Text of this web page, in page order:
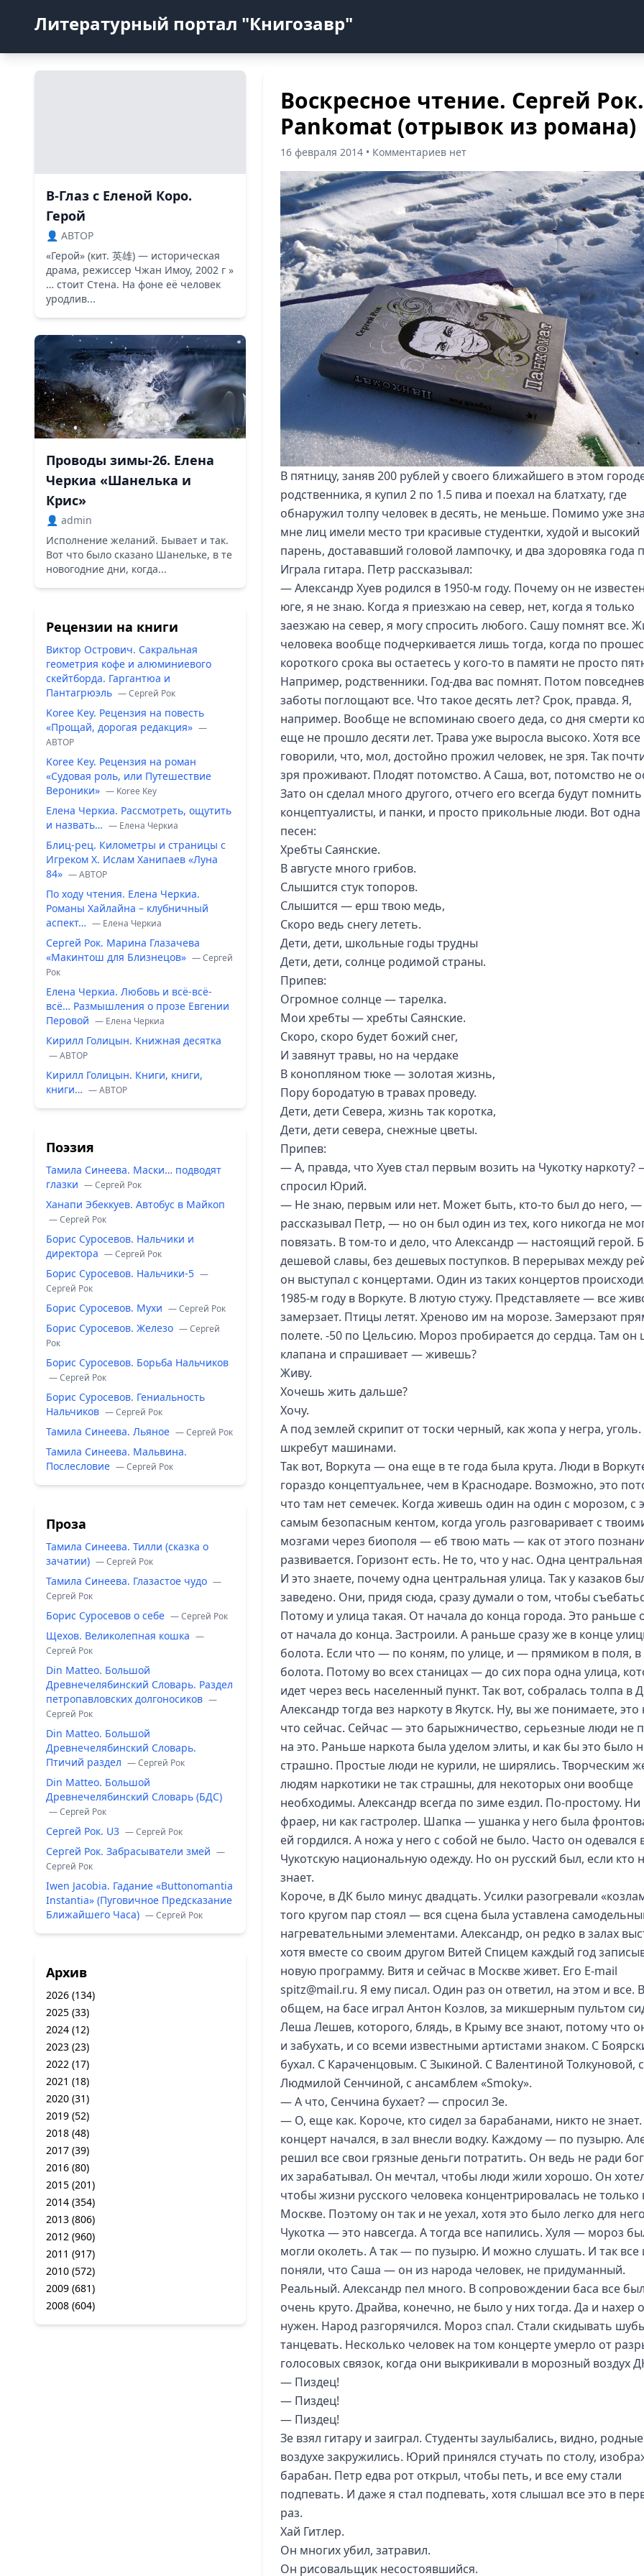
Литературный портал "Книгозавр"
В-Глаз с Еленой Коро.
Герой
👤 ABTOP
«Герой» (кит. 英雄) — историческая
драма, режиссер Чжан Имоу, 2002 г »
… стоит Стена. На фоне её человек
уродлив...
Проводы зимы-26. Елена
Черкиа «Шанелька и
Крис»
👤 admin
Исполнение желаний. Бывает и так.
Вот что было сказано Шанельке, в те
новогодние дни, когда...
Рецензии на книги
Виктор Острович. Сакральная
геометрия кофе и алюминиевого
скейтборда. Гаргантюа и
Пантагрюэль — Сергей Рок
Koree Key. Рецензия на повесть
«Прощай, дорогая редакция» —
ABTOP
Koree Key. Рецензия на роман
«Судовая роль, или Путешествие
Вероники» — Koree Key
Елена Черкиа. Рассмотреть, ощутить
и назвать… — Елена Черкиа
Блиц-рец. Километры и страницы с
Игреком Х. Ислам Ханипаев «Луна
84» — ABTOP
По ходу чтения. Елена Черкиа.
Романы Хайлайна – клубничный
аспект… — Елена Черкиа
Сергей Рок. Марина Глазачева
«Макинтош для Близнецов» — Сергей
Рок
Елена Черкиа. Любовь и всё-всё-
всё… Размышления о прозе Евгении
Перовой — Елена Черкиа
Кирилл Голицын. Книжная десятка
— ABTOP
Кирилл Голицын. Книги, книги,
книги… — ABTOP
Поэзия
Тамила Синеева. Маски… подводят
глазки — Сергей Рок
Ханапи Эбеккуев. Автобус в Майкоп
— Сергей Рок
Борис Суросевов. Нальчики и
директора — Сергей Рок
Борис Суросевов. Нальчики-5 —
Сергей Рок
Борис Суросевов. Мухи — Сергей Рок
Борис Суросевов. Железо — Сергей
Рок
Борис Суросевов. Борьба Нальчиков
— Сергей Рок
Борис Суросевов. Гениальность
Нальчиков — Сергей Рок
Тамила Синеева. Льяное — Сергей Рок
Тамила Синеева. Мальвина.
Послесловие — Сергей Рок
Проза
Тамила Синеева. Тилли (сказка о
зачатии) — Сергей Рок
Тамила Синеева. Глазастое чудо —
Сергей Рок
Борис Суросевов о себе — Сергей Рок
Щехов. Великолепная кошка —
Сергей Рок
Din Matteo. Большой
Древнечелябинский Словарь. Раздел
петропавловских долгоносиков —
Сергей Рок
Din Matteo. Большой
Древнечелябинский Словарь.
Птичий раздел — Сергей Рок
Din Matteo. Большой
Древнечелябинский Словарь (БДС)
— Сергей Рок
Сергей Рок. U3 — Сергей Рок
Сергей Рок. Забрасыватели змей —
Сергей Рок
Iwen Jacobia. Гадание «Buttonomantia
Instantia» (Пуговичное Предсказание
Ближайшего Часа) — Сергей Рок
Архив
2026 (134)
2025 (33)
2024 (12)
2023 (23)
2022 (17)
2021 (18)
2020 (31)
2019 (52)
2018 (48)
2017 (39)
2016 (80)
2015 (201)
2014 (354)
2013 (806)
2012 (960)
2011 (917)
2010 (572)
2009 (681)
2008 (604)
Воскресное чтение. Сергей Рок.
Pankomat (отрывок из романа)
16 февраля 2014 • Комментариев нет
В пятницу, заняв 200 рублей у своего ближайшего в этом
родственника, я купил 2 по 1.5 пива и поехал на блатхату, где
обнаружил толпу человек в десять, не меньше. Помимо уже
мне лиц имели место три красивые студентки, худой и высокий
парень, достававший головой лампочку, и два здоровяка года
Играла гитара. Петр рассказывал:
— Александр Хуев родился в 1950-м году. Почему он не
юге, я не знаю. Когда я приезжаю на север, нет, когда я только
заезжаю на север, я могу спросить любого. Сашу помнят все.
человека вообще подчеркивается лишь тогда, когда по
короткого срока вы остаетесь у кого-то в памяти не просто
Например, родственники. Год-два вас помнят. Потом
заботы поглощают все. Что такое десять лет? Срок, правда. Я,
например. Вообще не вспоминаю своего деда, со дня смерти
еще не прошло десяти лет. Трава уже выросла высоко. Хотя все
говорили, что, мол, достойно прожил человек, не зря. Так
зря проживают. Плодят потомство. А Саша, вот, потомство не
Зато он сделал много другого, отчего его всегда будут
концептуалисты, и панки, и просто прикольные люди. Вот одна
песен:
Хребты Саянские.
В августе много грибов.
Слышится стук топоров.
Слышится — ерш твою медь,
Скоро ведь снегу лететь.
Дети, дети, школьные годы трудны
Дети, дети, солнце родимой страны.
Припев:
Огромное солнце — тарелка.
Мои хребты — хребты Саянские.
Скоро, скоро будет божий снег,
И завянут травы, но на чердаке
В конопляном тюке — золотая жизнь,
Пору бородатую в травах проведу.
Дети, дети Севера, жизнь так коротка,
Дети, дети севера, снежные цветы.
Припев:
— А, правда, что Хуев стал первым возить на Чукотку наркоту?
спросил Юрий.
— Не знаю, первым или нет. Может быть, кто-то был до него, —
рассказывал Петр, — но он был один из тех, кого никогда не
повязать. В том-то и дело, что Александр — настоящий герой.
дешевой славы, без дешевых поступков. В перерывах между
он выступал с концертами. Один из таких концертов
1985-м году в Воркуте. В лютую стужу. Представляете — все
замерзает. Птицы летят. Хреново им на морозе. Замерзают
полете. -50 по Цельсию. Мороз пробирается до сердца. Там он
клапана и спрашивает — живешь?
Живу.
Хочешь жить дальше?
Хочу.
А под землей скрипит от тоски черный, как жопа у негра, уголь.
шкребут машинами.
Так вот, Воркута — она еще в те года была крута. Люди в
гораздо концептуальнее, чем в Краснодаре. Возможно, это
что там нет семечек. Когда живешь один на один с морозом, с
самым безопасным кентом, когда уголь разговаривает с
мозгами через биополя — еб твою мать — как от этого
развивается. Горизонт есть. Не то, что у нас. Одна
И это знаете, почему одна центральная улица. Так у казаков
заведено. Они, придя сюда, сразу думали о том, чтобы
Потому и улица такая. От начала до конца города. Это раньше
от начала до конца. Застроили. А раньше сразу же в конце
болота. Если что — по коням, по улице, и — прямиком в поля, в
болота. Потому во всех станицах — до сих пора одна улица,
идет через весь населенный пункт. Так вот, собралась толпа в
Александр тогда вез наркоту в Якутск. Ну, вы же понимаете, это
что сейчас. Сейчас — это барыжничество, серьезные люди не
на это. Раньше наркота была уделом элиты, и как бы это было
страшно. Простые люди не курили, не ширялись. Творческим
людям наркотики не так страшны, для некоторых они вообще
необходимы. Александр всегда по зиме ездил. По-простому. Ни
фраер, ни как гастролер. Шапка — ушанка у него была
ей гордился. А ножа у него с собой не было. Часто он одевался
Чукотскую национальную одежду. Но он русский был, если кто
знает.
Короче, в ДК было минус двадцать. Усилки разогревали
того кругом пар стоял — вся сцена была уставлена
нагревательными элементами. Александр, он редко в залах
хотя вместе со своим другом Витей Спицем каждый год
новую программу. Витя и сейчас в Москве живет. Его E-mail
spitz@mail.ru. Я ему писал. Один раз он ответил, на этом и все.
общем, на басе играл Антон Козлов, за микшерным пультом
Леша Лешев, которого, блядь, в Крыму все знают, потому что
и забухать, и со всеми известными артистами знаком. С
бухал. С Караченцовым. С Зыкиной. С Валентиной Толкуновой, с
Людмилой Сенчиной, с ансамблем «Smoky».
— А что, Сенчина бухает? — спросил Зе.
— О, еще как. Короче, кто сидел за барабанами, никто не знает.
концерт начался, в зал внесли водку. Каждому — по пузырю.
решил все свои грязные деньги потратить. Он ведь не ради
их зарабатывал. Он мечтал, чтобы люди жили хорошо. Он
чтобы жизни русского человека концентрировалась не только
Москве. Поэтому он так и не уехал, хотя это было легко для
Чукотка — это навсегда. А тогда все напились. Хуля — мороз
могли околеть. А так — по пузырю. И можно слушать. И так все
поняли, что Саша — он из народа человек, не придуманный.
Реальный. Александр пел много. В сопровождении баса все
очень круто. Драйва, конечно, не было у них тогда. Да и нахер
нужен. Народ разгорячился. Мороз спал. Стали скидывать
танцевать. Несколько человек на том концерте умерло от
голосовых связок, когда они выкрикивали в морозный воздух
— Пиздец!
— Пиздец!
— Пиздец!
Зе взял гитару и заиграл. Студенты заулыбались, видно,
воздухе закружились. Юрий принялся стучать по столу,
барабан. Петр едва рот открыл, чтобы петь, и все ему стали
подпевать. И даже я стал подпевать, хотя слышал все это в
раз.
Хай Гитлер.
Он многих убил, затравил.
Он рисовальщик несостоявшийся.